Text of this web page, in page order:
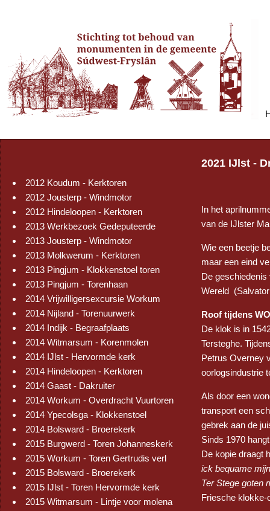
2012 Koudum - Kerktoren
2012 Jousterp - Windmotor
2012 Hindeloopen - Kerktoren
2013 Werkbezoek Gedeputeerde
2013 Jousterp - Windmotor
2013 Molkwerum - Kerktoren
2013 Pingjum - Klokkenstoel toren
2013 Pingjum - Torenhaan
2014 Vrijwilligersexcursie Workum
2014 Nijland - Torenuurwerk
2014 Indijk - Begraafplaats
2014 Witmarsum - Korenmolen
2014 IJlst - Hervormde kerk
2014 Hindeloopen - Kerktoren
2014 Gaast - Dakruiter
2014 Workum - Overdracht Vuurtoren
2014 Ypecolsga - Klokkenstoel
2014 Bolsward - Broerekerk
2015 Burgwerd - Toren Johanneskerk
2015 Workum - Toren Gertrudis verl
2015 Bolsward - Broerekerk
2015 IJlst - Toren Hervormde kerk
2015 Witmarsum - Lintje voor molena
2021 IJlst -
In het
van de IJlster
Wie een beetje
maar een eind
De
Wereld
Roof tijdens
De klok is in
Tersteghe.
Petrus Overney
oorlogsindustrie
Als door een
transport een
gebrek aan de
Sinds 1970
De kopie draagt
ick bequame
Ter Stege goten
Friesche klokke-